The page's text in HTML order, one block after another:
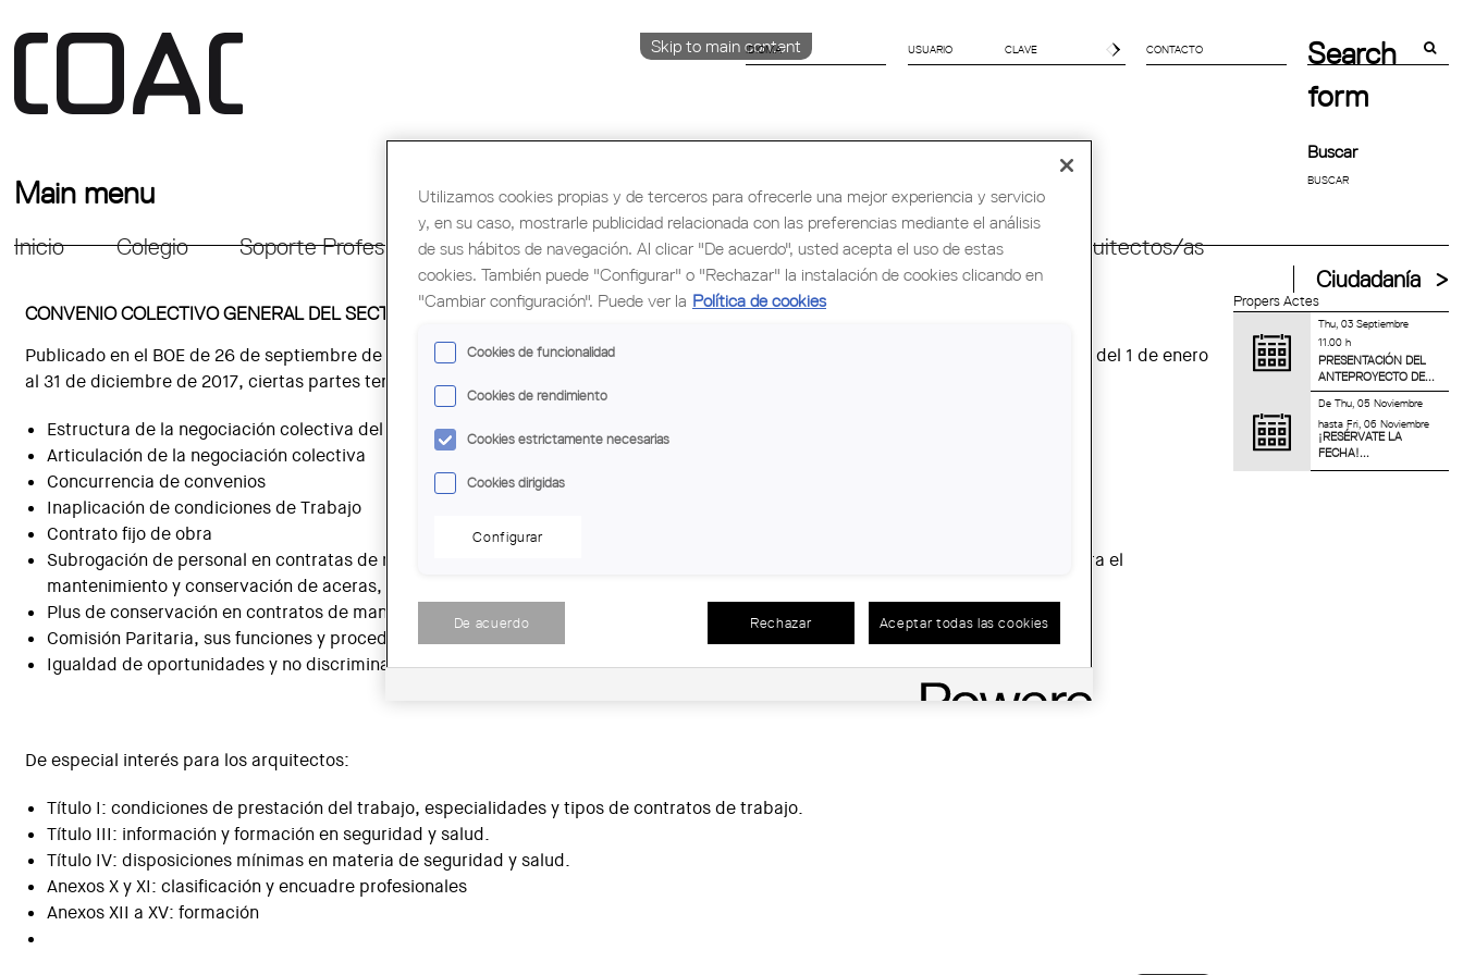
Skip to main content
IDIOMA CONTACTO
Search
form
Buscar
Main menu
Inicio Colegio Soporte Profesional Formación y Ocupación Cultura
Congreso Mundial de Arquitectos/as
Ciudadanía
Propers Actes
Thu, 03 Septiembre
11.00 h
PRESENTACIÓN DEL
ANTEPROYECTO DE...
DeThu, 05 Noviembre
hastaFri, 06 Noviembre
¡RESÉRVATE LA
FECHA!...
CONVENIO COLECTIVO GENERAL DEL SECTOR DE LA CONSTRUCCIÓN 2017
Publicado en el BOE de 26 de septiembre de 2017 el Convenio colectivo general del sector de la construcción
Aunque su vigencia es del 1 de enero
al 31 de diciembre de 2017, ciertas partes tendrán vigencia hasta el 31/12/2022, según especifica su art. 7 :
Estructura de la negociación colectiva del sector
Articulación de la negociación colectiva
Concurrencia de convenios
Inaplicación de condiciones de Trabajo
Contrato fijo de obra
Subrogación de personal en contratas de mantenimiento de carreteras o vías férreas, redes de agua, concesiones municipales para el
mantenimiento y conservación de aceras, pavimentos, vías públicas y alcantarillado
Plus de conservación en contratos de mantenimiento de carreteras
Comisión Paritaria, sus funciones y procedimientos
Igualdad de oportunidades y no discriminación
De especial interés para los arquitectos:
Título I: condiciones de prestación del trabajo, especialidades y tipos de contratos de trabajo.
Título III: información y formación en seguridad y salud.
Título IV: disposiciones mínimas en materia de seguridad y salud.
Anexos X y XI: clasificación y encuadre profesionales
Anexos XII a XV: formación
Utilizamos cookies propias y de terceros para ofrecerle una mejor experiencia y servicio
y, en su caso, mostrarle publicidad relacionada con las preferencias mediante el análisis
de sus hábitos de navegación. Al clicar "De acuerdo", usted acepta el uso de estas
cookies. También puede "Configurar" o "Rechazar" la instalación de cookies clicando en
"Cambiar configuración". Puede ver la Política de cookies
Cookies de funcionalidad
Cookies de rendimiento
Cookies estrictamente necesarias
Cookies dirigidas
Configurar
De acuerdo Rechazar Aceptar todas las cookies